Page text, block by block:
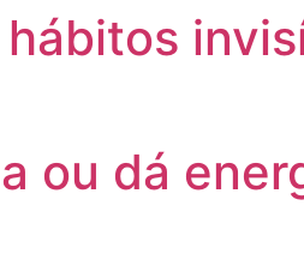
ou dá